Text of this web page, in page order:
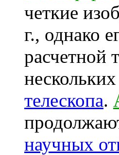
четкие
г., однако
расчетной
телескопа.
научных